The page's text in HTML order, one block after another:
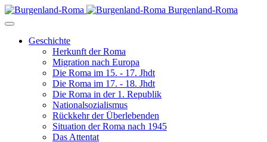
Burgenland-Roma
Geschichte
Herkunft der Roma
Migration nach Europa
Die Roma im 15. - 17. Jhdt
Die Roma im 17. - 18. Jhdt
Die Roma in der 1. Republik
Nationalsozialismus
Rückkehr der Überlebenden
Situation der Roma nach 1945
Das Attentat